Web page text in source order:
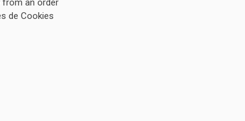
from an order
de Cookies